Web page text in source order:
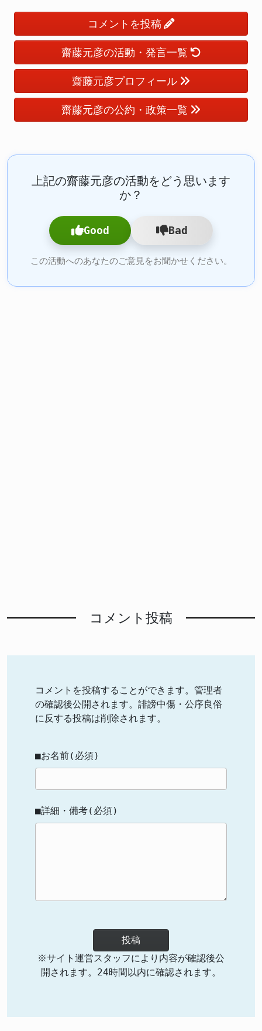
コメントを投稿
齋藤元彦の活動・発言一覧
齋藤元彦プロフィール
齋藤元彦の公約・政策一覧
上記の齋藤元彦の活動をどう思います
か？
Good Bad
この活動へのあなたのご意見をお聞かせください。
コメント投稿
コメントを投稿することができます。管理者
の確認後公開されます。誹謗中傷・公序良俗
に反する投稿は削除されます。
■お名前(必須)
■詳細・備考(必須)
投稿
※サイト運営スタッフにより内容が確認後公
開されます。24時間以内に確認されます。